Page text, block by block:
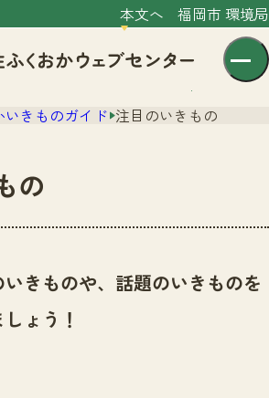
本文へ 福岡市 環境局
介
介TOP
シー
ド
いきものガイド 注目のいきもの
の
きものや、話題のいきものを
ょう！